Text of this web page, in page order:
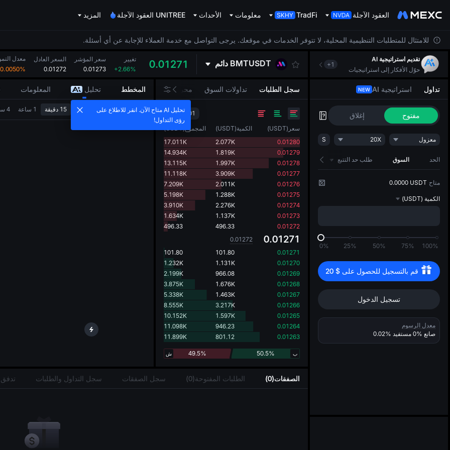
العقود الآجلة TradFi معلومات الأحداث UNITREE العقود الآجلة المزيد
للامتثال للمتطلبات التنظيمية المحلية، لا تتوفر الخدمات في موقعك. يرجى التواصل مع خدمة العملاء للإجابة عن أي أسئلة.
BMTUSDT دائم 0.01271
تغيير
+2.66%
سعر المؤشر
0.01273
السعر العادل
0.01272
معدل
الصفقات(0) الطلبات المفتوحة(0) سجل الصفقات سجل التداول والطلبات
المخطط تحليل المعلومات
1ثانية 1 دقيقة 15 دقيقة 1 ساعة 4 ساعة
سجل الطلبات تداولات السوق محركات السوق
0.00001
سعر (
USDT
) الكمية(
USDT
) المجموع(
USDT
)
0.01280
2.077K
17.011K
0.01279
1.819K
14.934K
0.01278
1.997K
13.115K
0.01277
3.909K
11.118K
0.01276
2.011K
7.209K
0.01275
1.288K
5.198K
0.01274
2.276K
3.910K
0.01273
1.137K
1.634K
0.01272
496.33
496.33
0.01271
0.01272
0.01271
101.80
101.80
0.01270
1.131K
1.232K
0.01269
966.08
2.199K
0.01268
1.676K
3.875K
0.01267
1.463K
5.338K
0.01266
3.217K
8.555K
0.01265
1.597K
10.152K
0.01264
946.23
11.098K
0.01263
801.12
11.899K
50.5% ب 49.5% ش
تقديم استراتيجية AI
حوّل الأفكار إلى استراتيجيات
+1
تداول استراتيجية AI NEW
مفتوح إغلاق
معزول 20X
S
الحد السوق طلب حد التتبع
متاح 0.0000 USDT
الكمية (USDT)
0% 25% 50% 75% 100%
قم بالتسجيل للحصول على $
20
تسجيل الدخول
معدل الرسوم
صانع 0% مستفيد 0.02%
تحليل AI متاح الآن. انقر للاطلاع على
رؤى التداول!